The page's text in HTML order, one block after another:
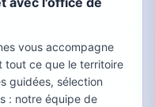
vous accompagne
tout ce que le territoire
guidées, sélection
: notre équipe de